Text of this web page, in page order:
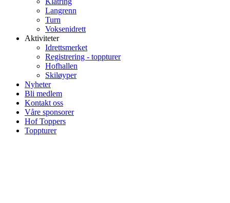
Langrenn
Turn
Voksenidrett
Aktiviteter
Idrettsmerket
Registrering - toppturer
Hofhallen
Skiløyper
Nyheter
Bli medlem
Kontakt oss
Våre sponsorer
Hof Toppers
Toppturer